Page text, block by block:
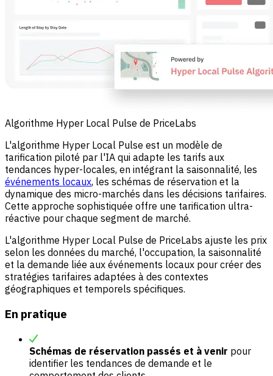
Algorithme Hyper Local Pulse de PriceLabs
L'algorithme Hyper Local Pulse est un modèle de
tarification piloté par l'IA qui adapte les tarifs aux
tendances hyper-locales, en intégrant la saisonnalité, les
événements locaux, les schémas de réservation et la
dynamique des micro-marchés dans les décisions tarifaires.
Cette approche sophistiquée offre une tarification ultra-
réactive pour chaque segment de marché.
L'algorithme Hyper Local Pulse de PriceLabs ajuste les prix
selon les données du marché, l'occupation, la saisonnalité
et la demande liée aux événements locaux pour créer des
stratégies tarifaires adaptées à des contextes
géographiques et temporels spécifiques.
En pratique
Schémas de réservation passés et à venir pour
identifier les tendances de demande et le